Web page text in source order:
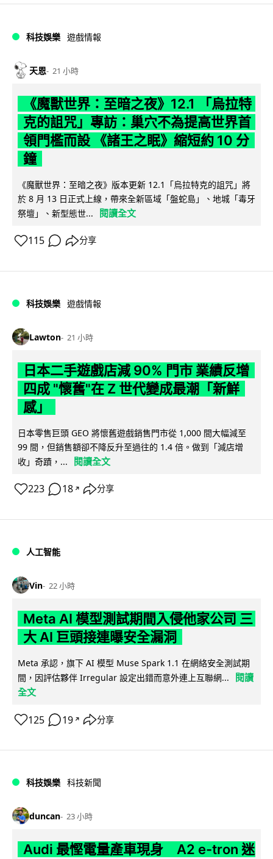
科技娛樂 遊戲情報
天恩 21 小時
《魔獸世界：至暗之夜》12.1 「烏拉特
克的詛咒」專訪：巢穴不為提高世界首
領門檻而設 《諸王之眠》縮短約 10 分
鐘
《魔獸世界：至暗之夜》版本更新 12.1「烏拉特克的詛咒」將
於 8 月 13 日正式上線，帶來全新區域「盤蛇島」、地城「毒牙
祭壇」、新型態世...
閱讀全文
115 分享
科技娛樂 遊戲情報
Lawton 21 小時
日本二手遊戲店減 90% 門市 業績反增
四成 "懷舊"在 Z 世代變成最潮「新鮮
感」
日本零售巨頭 GEO 將懷舊遊戲銷售門市從 1,000 間大幅減至
99 間，但銷售額卻不降反升至過往的 1.4 倍。做到「減店增
收」奇蹟，...
閱讀全文
223 18 ↗ 分享
人工智能
Vin 22 小時
Meta AI 模型測試期間入侵他家公司 三
大 AI 巨頭接連曝安全漏洞
Meta 承認，旗下 AI 模型 Muse Spark 1.1 在網絡安全測試期
間，因評估夥伴 Irregular 設定出錯而意外連上互聯網...
閱讀
全文
125 19 ↗ 分享
科技娛樂 科技新聞
duncan 23 小時
Audi 最慳電量產車現身 A2 e-tron 迷